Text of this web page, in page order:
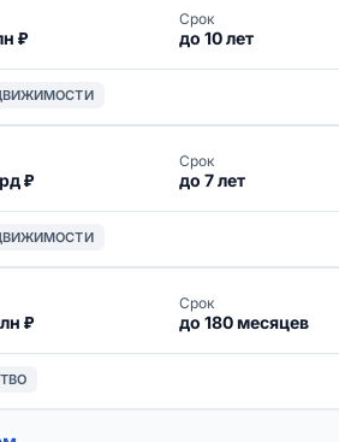
₽
Срок
до 10 лет
₽
Срок
до 7 лет
₽
Срок
до 180 месяцев